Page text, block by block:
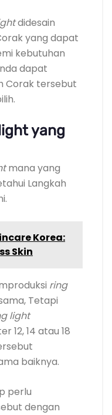
didesain
yang dapat
kebutuhan
dapat
Corak tersebut
yang
mana yang
Langkah
Korea:
Skin
ring
Tetapi
light
12, 14 atau 18
baiknya.
perlu
dengan